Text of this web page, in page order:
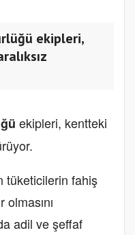
ekipleri,
ekipleri, kentteki
tüketicilerin fahiş
adil ve şeffaf